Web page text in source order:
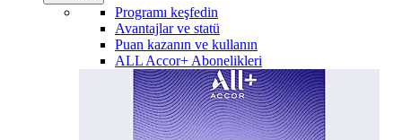
Programı keşfedin
Avantajlar ve statü
Puan kazanın ve kullanın
ALL Accor+ Abonelikleri